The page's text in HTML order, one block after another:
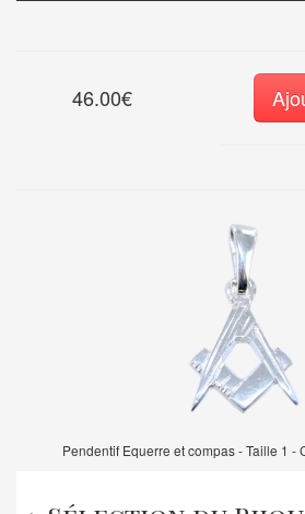
46.00€
Pendentif Equerre et compas - Taille 1 -